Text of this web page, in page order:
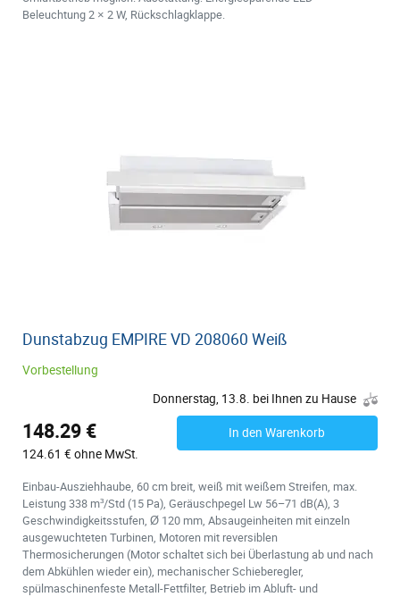
Beleuchtung 2 × 2 W, Rückschlagklappe.
Dunstabzug EMPIRE VD 208060 Weiß
Vorbestellung
Donnerstag, 13.8. bei Ihnen zu Hause
148.29 €
124.61 € ohne MwSt.
In den Warenkorb
Einbau-Ausziehhaube, 60 cm breit, weiß mit weißem Streifen, max.
Leistung 338 m³/Std (15 Pa), Geräuschpegel Lw 56–71 dB(A), 3
Geschwindigkeitsstufen, Ø 120 mm, Absaugeinheiten mit einzeln
ausgewuchteten Turbinen, Motoren mit reversiblen
Thermosicherungen (Motor schaltet sich bei Überlastung ab und nach
dem Abkühlen wieder ein), mechanischer Schieberegler,
spülmaschinenfeste Metall-Fettfilter, Betrieb im Abluft- und